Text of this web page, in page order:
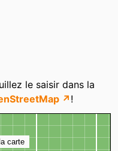
le saisir dans la
↗ !
carte